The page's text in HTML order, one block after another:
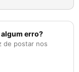
erro?
de postar nos